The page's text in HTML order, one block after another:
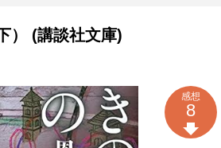
） (講談社文庫)
感想
8